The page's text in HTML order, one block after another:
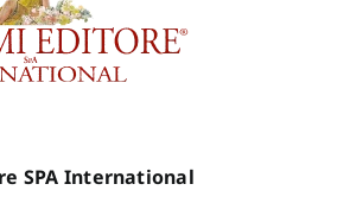
SPA International